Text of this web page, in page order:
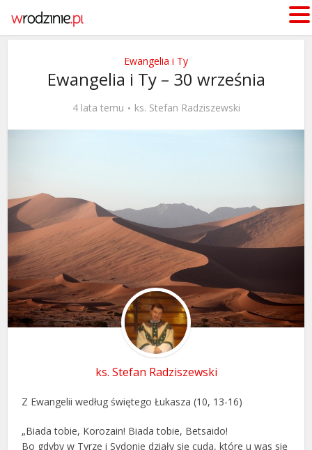
Ewangelia i Ty
Ewangelia i Ty – 30 września
4 lata temu ks. Stefan Radziszewski
ks. Stefan Radziszewski
Z Ewangelii według świętego Łukasza (10, 13-16)
„Biada tobie, Korozain! Biada tobie, Betsaido!
Bo gdyby w Tyrze i Sydonie działy się cuda, które u was się